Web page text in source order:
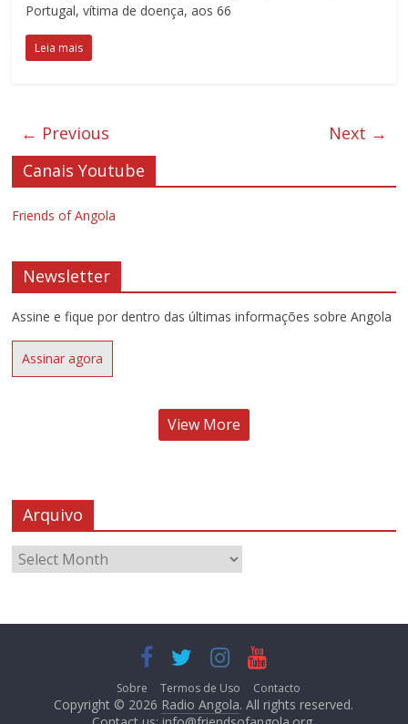
Portugal, vítima de doença, aos 66
Leia mais
← Previous
Next →
Canais Youtube
Friends of Angola
Newsletter
Assine e fique por dentro das últimas informações sobre Angola
Assinar agora
View More
Arquivo
Sobre Termos de Uso Contacto
Copyright © 2026 Radio Angola. All rights reserved.